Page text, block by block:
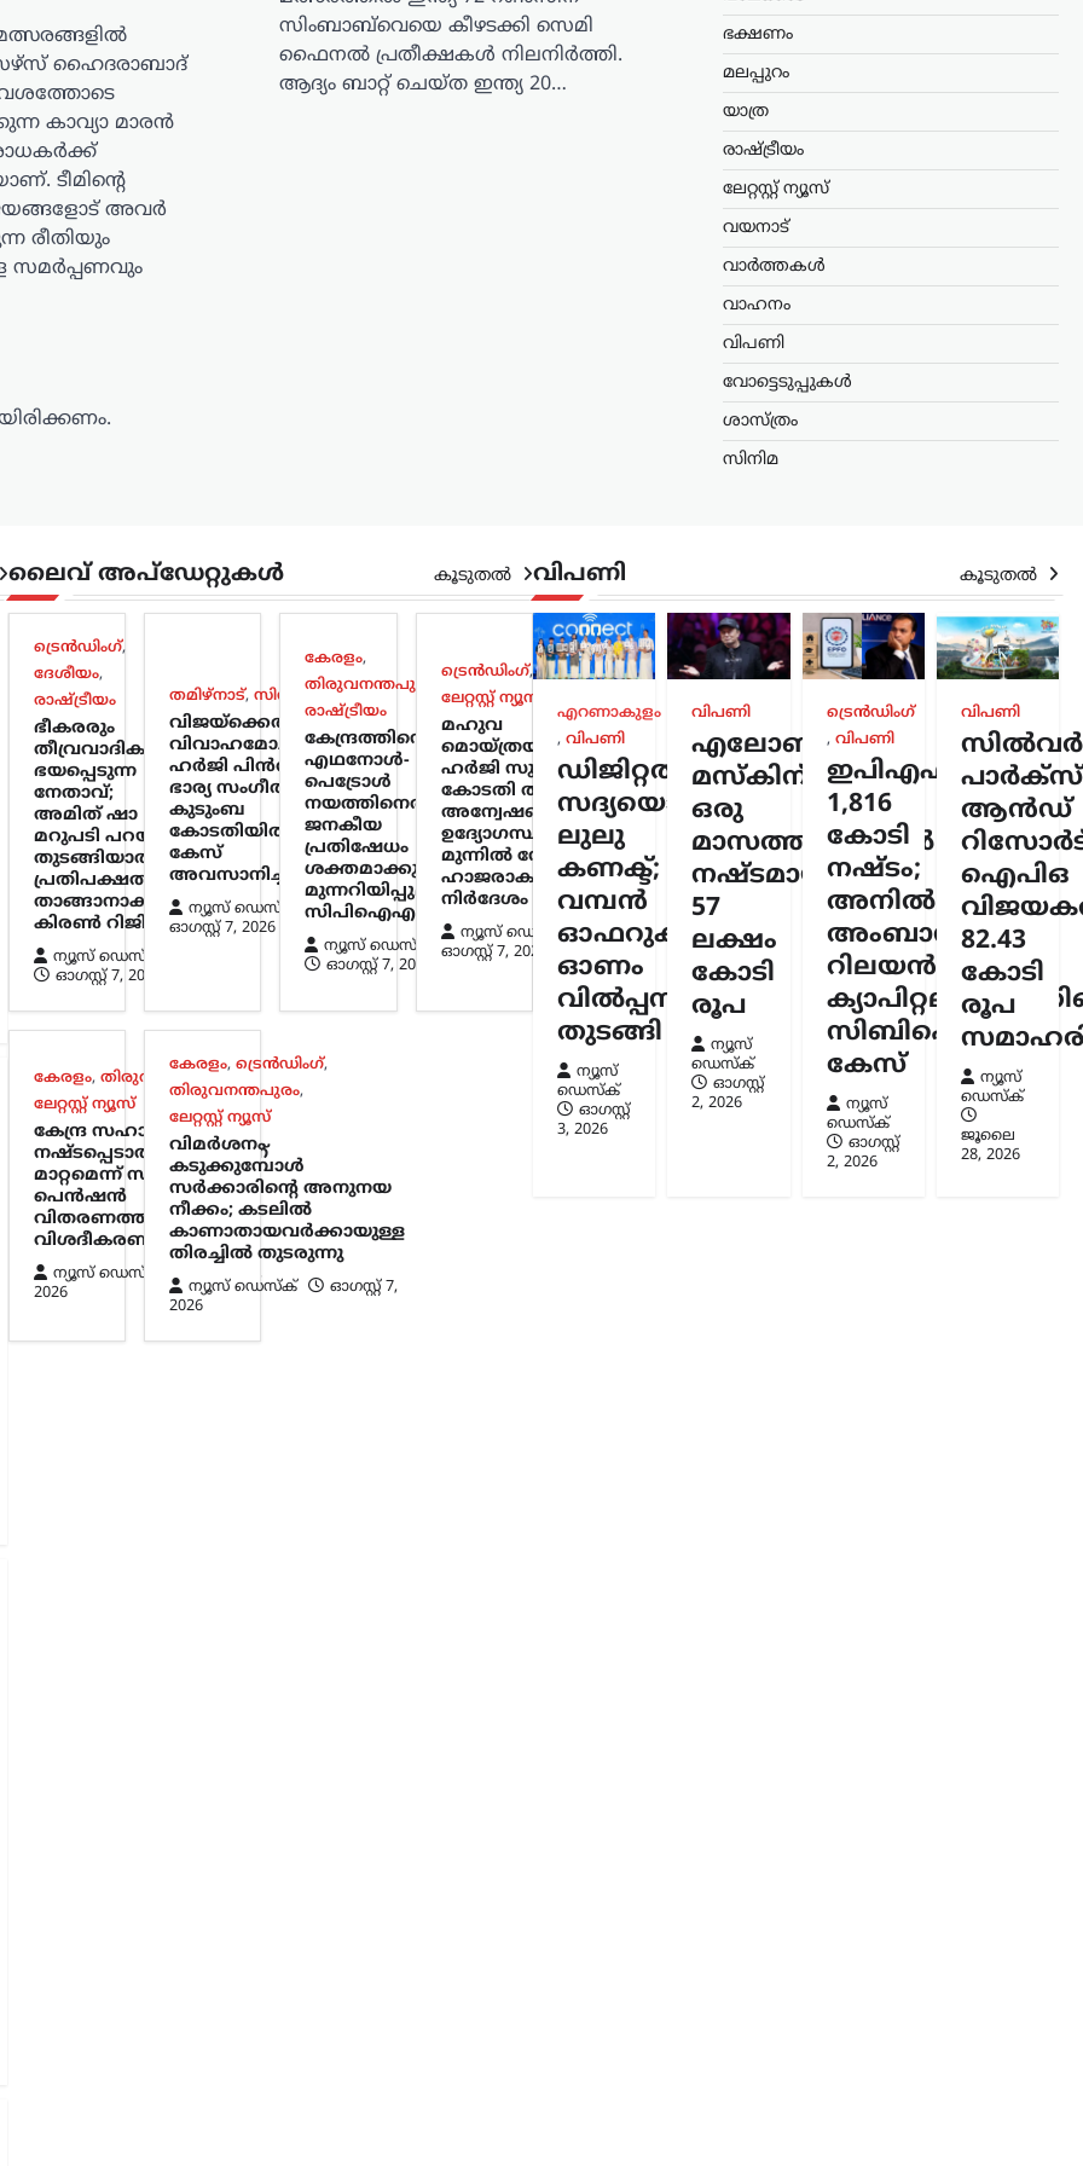
ഹൈദരാബാദ്
കാവ്യാ മാരൻ
ടീമിന്റെ
അവർ
രീതിയും
സമർപ്പണവും
സിംബാബ്‌വെയെ കീഴടക്കി സെമി
ഫൈനൽ പ്രതീക്ഷകൾ നിലനിർത്തി.
ആദ്യം ബാറ്റ് ചെയ്ത ഇന്ത്യ 20…
ഭക്ഷണം
മലപ്പുറം
യാത്ര
രാഷ്ട്രീയം
ലേറ്റസ്റ്റ് ന്യൂസ്
വയനാട്
വാർത്തകൾ
വാഹനം
വിപണി
വോട്ടെടുപ്പുകൾ
ശാസ്ത്രം
സിനിമ
ലൈവ് അപ്‌ഡേറ്റുകൾ കൂടുതൽ
ട്രെൻഡിംഗ്,
ദേശീയം,
രാഷ്ട്രീയം
ഭീകരരും
തീവ്രവാദികളും
ഭയപ്പെടുന്ന
നേതാവ്;
അമിത് ഷാ
മറുപടി പറയാൻ
തുടങ്ങിയാൽ
പ്രതിപക്ഷത്തിന്
താങ്ങാനാകില്ല:
കിരൺ റിജിജു
ന്യൂസ് ഡെസ്ക്
ഓഗസ്റ്റ്‌ 7, 2026
തമിഴ്നാട്, സിനിമ
വിജയ്‌ക്കെതിരായ
വിവാഹമോചന
ഹർജി പിൻവലിച്ച്
ഭാര്യ സംഗീത;
കുടുംബ
കോടതിയിൽ
കേസ്
അവസാനിച്ചു
ന്യൂസ് ഡെസ്ക്
ഓഗസ്റ്റ്‌ 7, 2026
കേരളം,
തിരുവനന്തപുരം
രാഷ്ട്രീയം
കേന്ദ്രത്തിന്റെ
എഥനോൾ-
പെട്രോൾ
നയത്തിനെതിരെ
ജനകീയ
പ്രതിഷേധം
ശക്തമാക്കും;
മുന്നറിയിപ്പുമായി
സിപിഐഎം
ന്യൂസ് ഡെസ്ക്
ഓഗസ്റ്റ്‌ 7, 2026
ട്രെൻഡിംഗ്,ദേശീയം,
ലേറ്റസ്റ്റ് ന്യൂസ്
മഹുവ
മൊയ്ത്രയുടെ
ഹർജി സുപ്രീം
കോടതി തള്ളി;
അന്വേഷണ
ഉദ്യോഗസ്ഥന്
മുന്നിൽ നേരിട്ട്
ഹാജരാകണമെന്ന്
നിർദേശം
ന്യൂസ് ഡെസ്ക്
ഓഗസ്റ്റ്‌ 7, 2026
കേരളം, തിരുവനന്തപുരം
ലേറ്റസ്റ്റ് ന്യൂസ്
കേന്ദ്ര സഹായം
നഷ്ടപ്പെടാതിരിക്കാനാണ്
മാറ്റമെന്ന് സർക്കാർ;
പെൻഷൻ
വിതരണത്തിൽ
വിശദീകരണം
ന്യൂസ് ഡെസ്ക്
ഓഗസ്റ്റ്‌ 7,
2026
കേരളം, ട്രെൻഡിംഗ്,
തിരുവനന്തപുരം,
ലേറ്റസ്റ്റ് ന്യൂസ്
വിമർശനം
കടുക്കുമ്പോൾ
സർക്കാരിന്റെ അനുനയ
നീക്കം; കടലിൽ
കാണാതായവർക്കായുള്ള
തിരച്ചിൽ തുടരുന്നു
ന്യൂസ് ഡെസ്ക്
ഓഗസ്റ്റ്‌ 7,
2026
വിപണി കൂടുതൽ
എറണാകുളം
,വിപണി
ഡിജിറ്റൽ
സദ്യയൊരുക്കി
ലുലു
കണക്ട്;
വമ്പൻ
ഓഫറുകളുമായി
ഓണം
വിൽപ്പന
തുടങ്ങി
ന്യൂസ്
ഡെസ്ക്
ഓഗസ്റ്റ്‌
3, 2026
വിപണി
എലോൺ
മസ്കിന്
ഒരു
മാസത്തിനുള്ളിൽ
നഷ്ടമായത്
57
ലക്ഷം
കോടി
രൂപ
ന്യൂസ്
ഡെസ്ക്
ഓഗസ്റ്റ്‌
2, 2026
ട്രെൻഡിംഗ്
, വിപണി
ഇപിഎഫ്ഒയ്ക്ക്
1,816
കോടി
നഷ്ടം;
അനിൽ
അംബാനിക്കും
റിലയൻസ്
സിബിഐ
കേസ്
ന്യൂസ്
ഡെസ്ക്
ഓഗസ്റ്റ്‌
2, 2026
വിപണി
പാർക്സ്
ആൻഡ്
ഐപിഒ
82.43
കോടി
രൂപ
ന്യൂസ്
ഡെസ്ക്
ജൂലൈ
28, 2026